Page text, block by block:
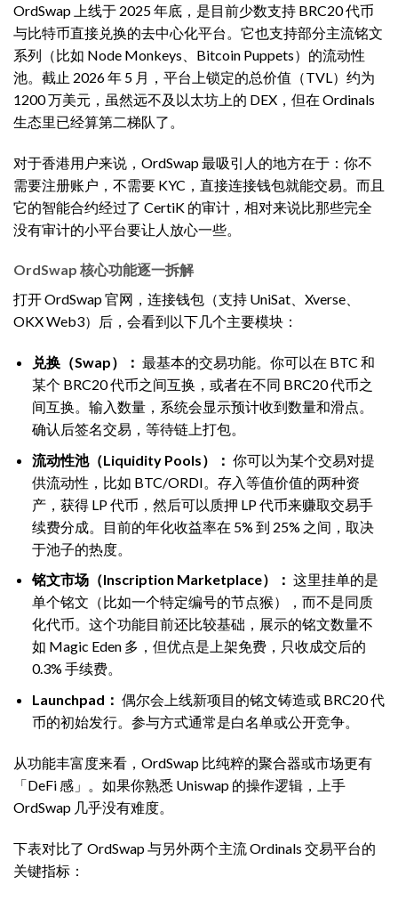
OrdSwap 上线于 2025 年底，是目前少数支持 BRC20 代币
与比特币直接兑换的去中心化平台。它也支持部分主流铭文
系列（比如 Node Monkeys、Bitcoin Puppets）的流动性
池。截止 2026 年 5 月，平台上锁定的总价值（TVL）约为
1200 万美元，虽然远不及以太坊上的 DEX，但在 Ordinals
生态里已经算第二梯队了。
对于香港用户来说，OrdSwap 最吸引人的地方在于：你不
需要注册账户，不需要 KYC，直接连接钱包就能交易。而且
它的智能合约经过了 CertiK 的审计，相对来说比那些完全
没有审计的小平台要让人放心一些。
OrdSwap 核心功能逐一拆解
打开 OrdSwap 官网，连接钱包（支持 UniSat、Xverse、
OKX Web3）后，会看到以下几个主要模块：
兑换（Swap）： 最基本的交易功能。你可以在 BTC 和
某个 BRC20 代币之间互换，或者在不同 BRC20 代币之
间互换。输入数量，系统会显示预计收到数量和滑点。
确认后签名交易，等待链上打包。
流动性池（Liquidity Pools）： 你可以为某个交易对提
供流动性，比如 BTC/ORDI。存入等值价值的两种资
产，获得 LP 代币，然后可以质押 LP 代币来赚取交易手
续费分成。目前的年化收益率在 5% 到 25% 之间，取决
于池子的热度。
铭文市场（Inscription Marketplace）： 这里挂单的是
单个铭文（比如一个特定编号的节点猴），而不是同质
化代币。这个功能目前还比较基础，展示的铭文数量不
如 Magic Eden 多，但优点是上架免费，只收成交后的
0.3% 手续费。
Launchpad： 偶尔会上线新项目的铭文铸造或 BRC20 代
币的初始发行。参与方式通常是白名单或公开竞争。
从功能丰富度来看，OrdSwap 比纯粹的聚合器或市场更有
「DeFi 感」。如果你熟悉 Uniswap 的操作逻辑，上手
OrdSwap 几乎没有难度。
下表对比了 OrdSwap 与另外两个主流 Ordinals 交易平台的
关键指标：